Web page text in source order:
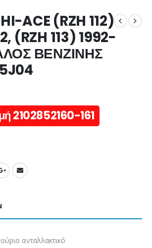
ACE (RZH 112)
(RZH 113) 1992-
ΒΕΝΖΙΝΗΣ
2102852160-161
ανταλλακτικό